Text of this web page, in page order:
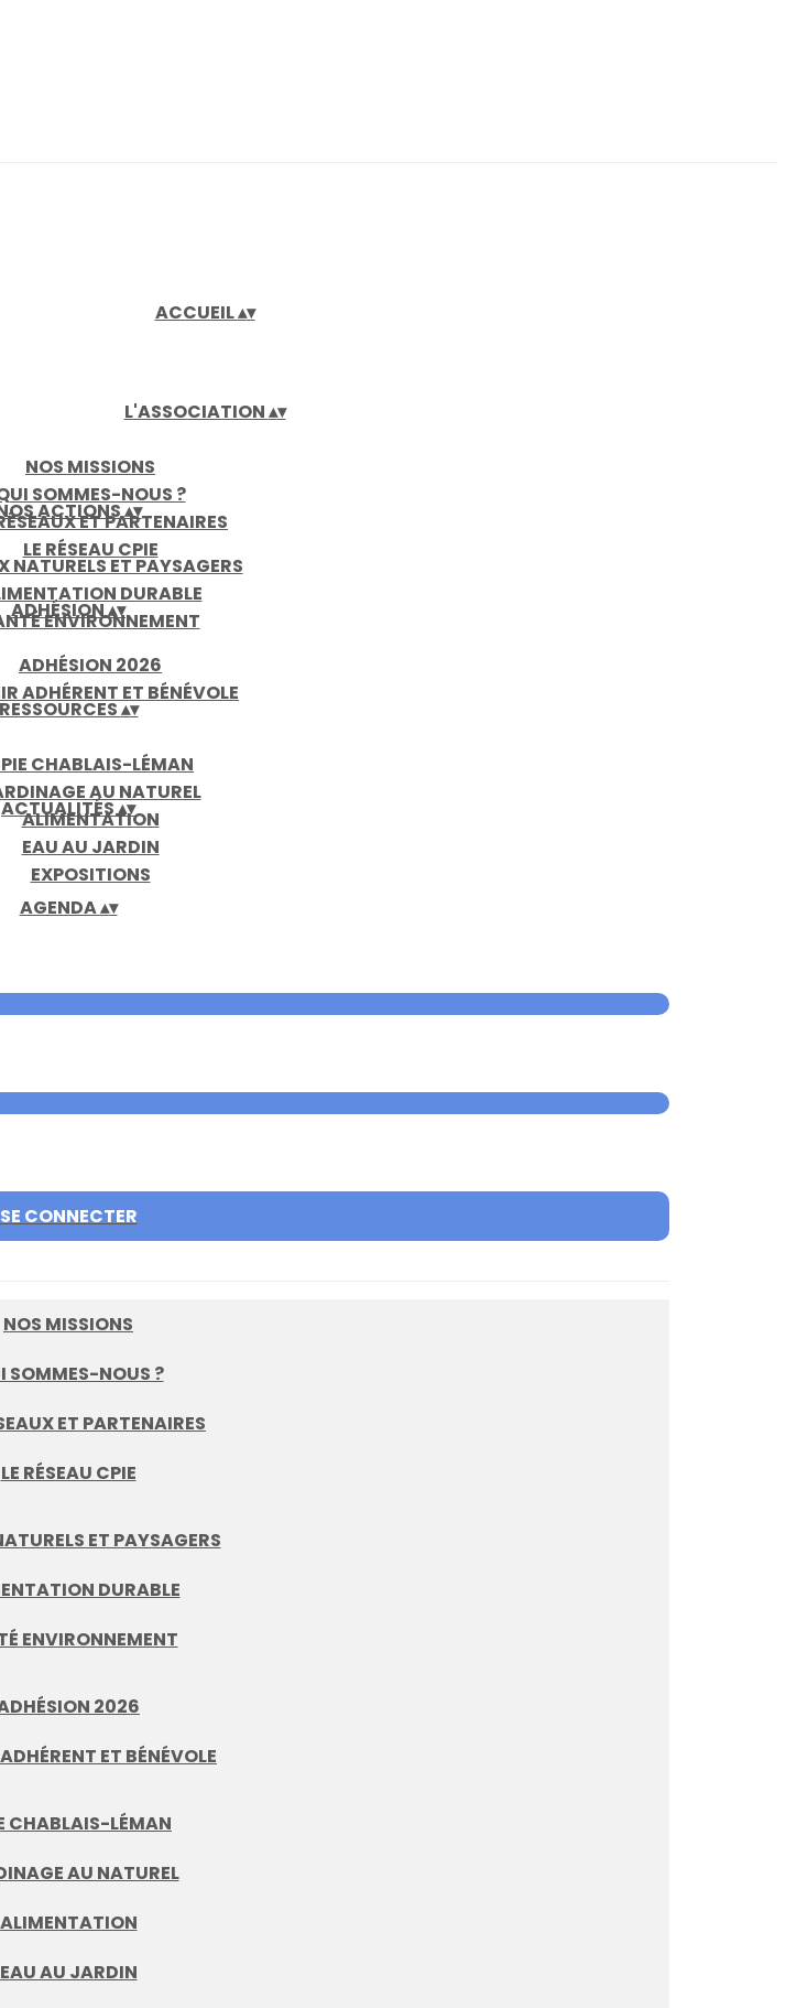
ACCUEIL▴▾
L'ASSOCIATION▴▾
NOS MISSIONS
SOMMES-NOUS ?
ET PARTENAIRES
LE RÉSEAU CPIE
ACTIONS▴▾
NATURELS ET PAYSAGERS
DURABLE
ENVIRONNEMENT
ADHÉSION▴▾
ADHÉSION 2026
ADHÉRENT ET BÉNÉVOLE
▴▾
CHABLAIS-LÉMAN
AU NATUREL
ALIMENTATION
EAU AU JARDIN
EXPOSITIONS
ACTUALITÉS▴▾
AGENDA▴▾
SE CONNECTER
NOS MISSIONS
SOMMES-NOUS ?
ET PARTENAIRES
LE RÉSEAU CPIE
ET PAYSAGERS
DURABLE
ENVIRONNEMENT
2026
ET BÉNÉVOLE
CHABLAIS-LÉMAN
AU NATUREL
ALIMENTATION
EAU AU JARDIN